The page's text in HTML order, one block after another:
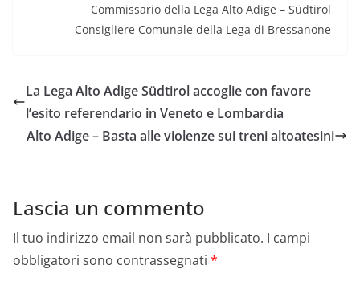
Commissario della Lega Alto Adige – Südtirol
Consigliere Comunale della Lega di Bressanone
La Lega Alto Adige Südtirol accoglie con favore
l’esito referendario in Veneto e Lombardia
Alto Adige – Basta alle violenze sui treni altoatesini
Lascia un commento
Il tuo indirizzo email non sarà pubblicato. I campi
obbligatori sono contrassegnati *